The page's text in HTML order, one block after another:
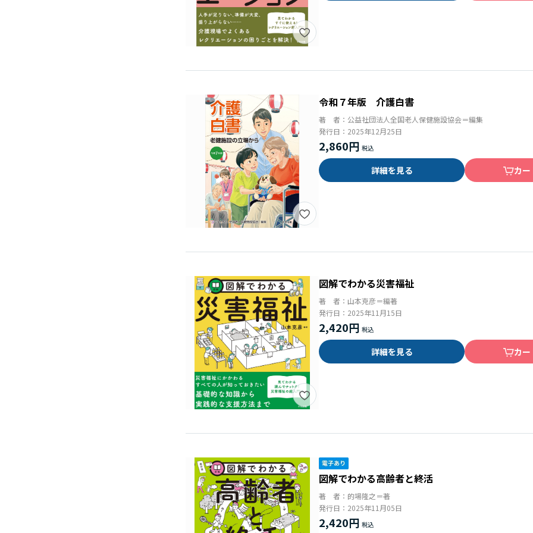
令和７年版 介護白書
著 者： 公益社団法人全国老人保健施設協会＝編集
発行日： 2025年12月25日
2,860円
詳細を見る カー
図解でわかる災害福祉
著 者： 山本克彦＝編著
発行日： 2025年11月15日
2,420円
詳細を見る カー
図解でわかる高齢者と終活
著 者： 的場隆之＝著
発行日： 2025年11月05日
2,420円